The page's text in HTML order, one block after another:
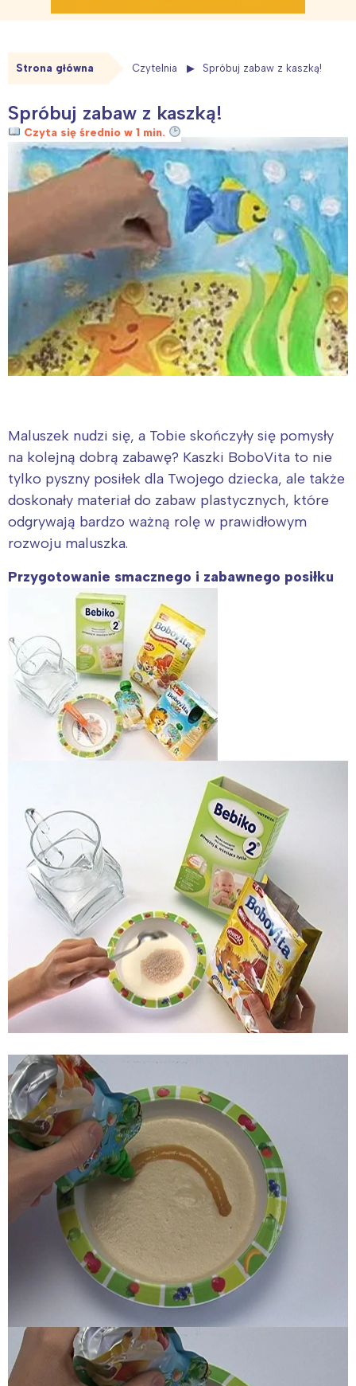
Strona główna Czytelnia Spróbuj zabaw z kaszką!
Spróbuj zabaw z kaszką!
Czyta się średnio w 1 min.
Maluszek nudzi się, a Tobie skończyły się pomysły
na kolejną dobrą zabawę? Kaszki BoboVita to nie
tylko pyszny posiłek dla Twojego dziecka, ale także
doskonały materiał do zabaw plastycznych, które
odgrywają bardzo ważną rolę w prawidłowym
rozwoju maluszka.
Przygotowanie smacznego i zabawnego posiłku